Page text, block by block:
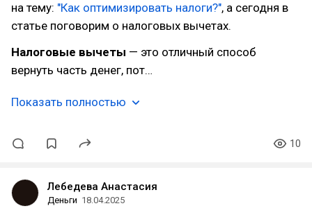
на тему: "Как оптимизировать налоги?", а сегодня в
статье поговорим о налоговых вычетах.
Налоговые вычеты — это отличный способ
вернуть часть денег, пот…
Показать полностью
10
Лебедева Анастасия
Деньги 18.04.2025